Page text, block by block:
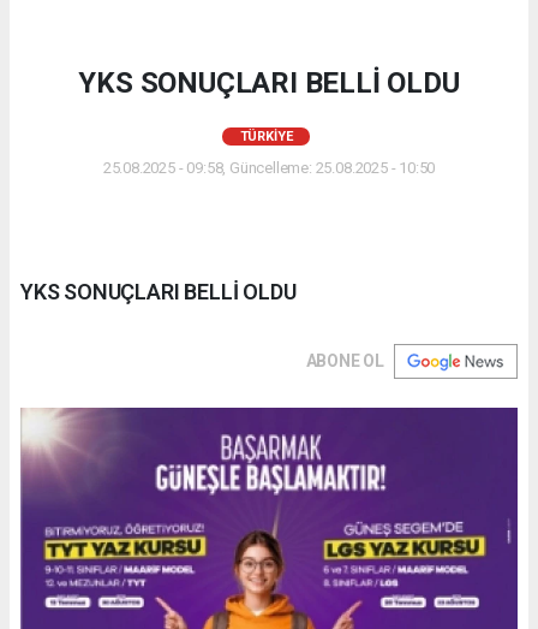
YKS SONUÇLARI BELLİ OLDU
TÜRKIYE
25.08.2025 - 09:58, Güncelleme: 25.08.2025 - 10:50
YKS SONUÇLARI BELLİ OLDU
ABONE OL